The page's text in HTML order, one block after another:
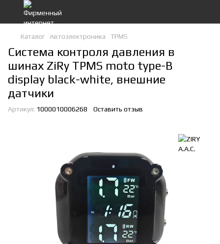
Каталог Автоэлектроника TPMS
Система контроля давления в
шинах ZiRy TPMS moto type-B
display black-white, внешние
датчики
Артикул: 1000010006268 Оставить отзыв